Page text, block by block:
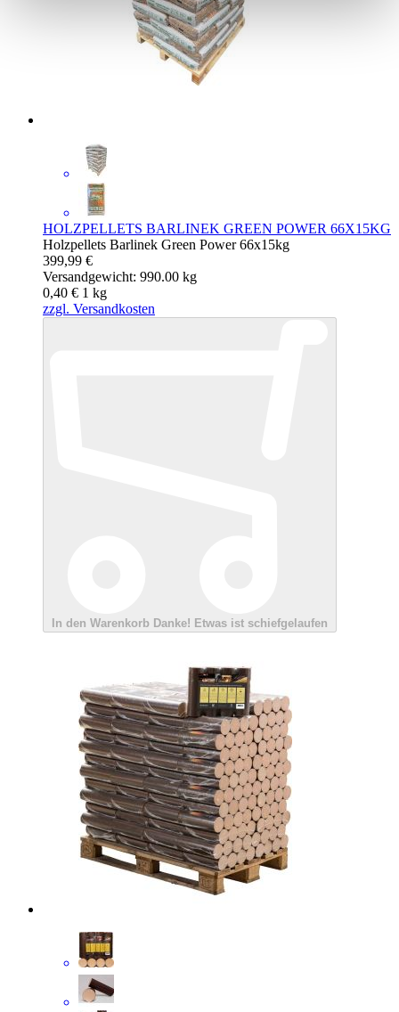
HOLZPELLETS BARLINEK GREEN POWER 66X15KG
Holzpellets Barlinek Green Power 66x15kg
399,99 €
Versandgewicht: 990.00 kg
0,40 € 1 kg
zzgl. Versandkosten
In den Warenkorb Danke! Etwas ist schiefgelaufen